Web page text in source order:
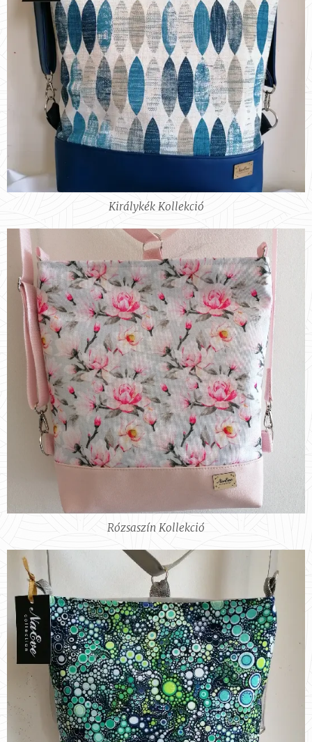
Királykék Kollekció
Rózsaszín Kollekció